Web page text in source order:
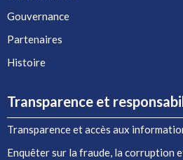
Gouvernance
Partenaires
Histoire
Transparence et
Transparence et accès aux
Enquêter sur la fraude, la corruption